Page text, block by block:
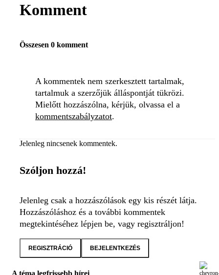
Komment
Összesen 0 komment
A kommentek nem szerkesztett tartalmak,
tartalmuk a szerzőjük álláspontját tükrözi.
Mielőtt hozzászólna, kérjük, olvassa el a
kommentszabályzatot.
Jelenleg nincsenek kommentek.
Szóljon hozzá!
Jelenleg csak a hozzászólások egy kis részét látja.
Hozzászóláshoz és a további kommentek
megtekintéséhez lépjen be, vagy regisztráljon!
REGISZTRÁCIÓ BEJELENTKEZÉS
A téma legfrissebb hírei